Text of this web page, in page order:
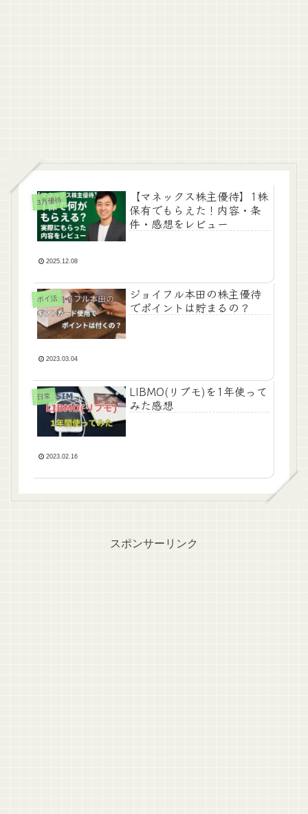
3月優待
【マネックス株主優待】1株
保有でもらえた！内容・条
件・感想をレビュー
2025.12.08
ポイ活
ジョイフル本田の株主優待
でポイントは貯まるの？
2023.03.04
日常
LIBMO(リブモ)を1年使って
みた感想
2023.02.16
スポンサーリンク